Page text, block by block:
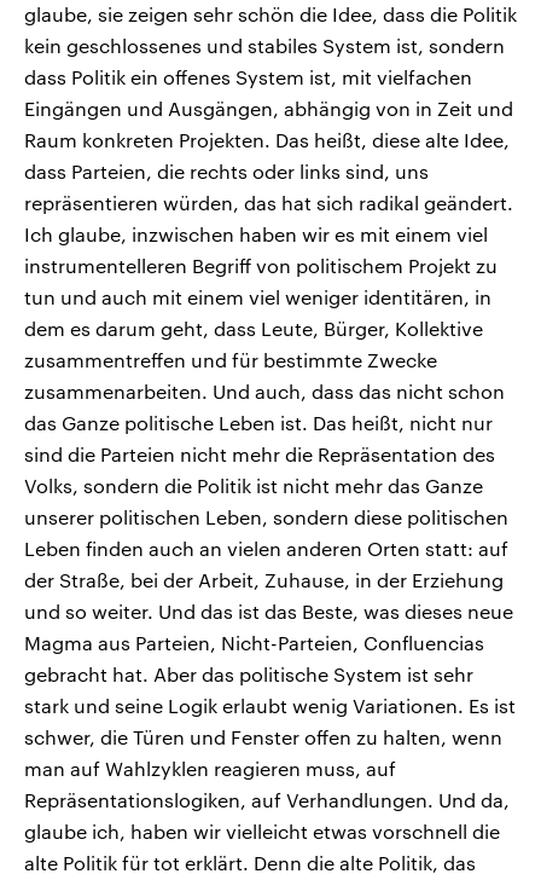
glaube, sie zeigen sehr schön die Idee, dass die Politik
kein geschlossenes und stabiles System ist, sondern
dass Politik ein offenes System ist, mit vielfachen
Eingängen und Ausgängen, abhängig von in Zeit und
Raum konkreten Projekten. Das heißt, diese alte Idee,
dass Parteien, die rechts oder links sind, uns
repräsentieren würden, das hat sich radikal geändert.
Ich glaube, inzwischen haben wir es mit einem viel
instrumentelleren Begriff von politischem Projekt zu
tun und auch mit einem viel weniger identitären, in
dem es darum geht, dass Leute, Bürger, Kollektive
zusammentreffen und für bestimmte Zwecke
zusammenarbeiten. Und auch, dass das nicht schon
das Ganze politische Leben ist. Das heißt, nicht nur
sind die Parteien nicht mehr die Repräsentation des
Volks, sondern die Politik ist nicht mehr das Ganze
unserer politischen Leben, sondern diese politischen
Leben finden auch an vielen anderen Orten statt: auf
der Straße, bei der Arbeit, Zuhause, in der Erziehung
und so weiter. Und das ist das Beste, was dieses neue
Magma aus Parteien, Nicht-Parteien, Confluencias
gebracht hat. Aber das politische System ist sehr
stark und seine Logik erlaubt wenig Variationen. Es ist
schwer, die Türen und Fenster offen zu halten, wenn
man auf Wahlzyklen reagieren muss, auf
Repräsentationslogiken, auf Verhandlungen. Und da,
glaube ich, haben wir vielleicht etwas vorschnell die
alte Politik für tot erklärt. Denn die alte Politik, das